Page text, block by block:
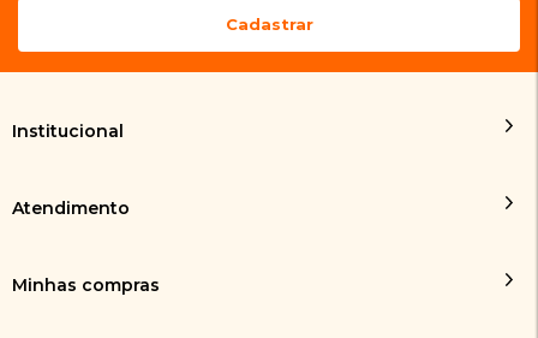
Institucional
Atendimento
Minhas compras